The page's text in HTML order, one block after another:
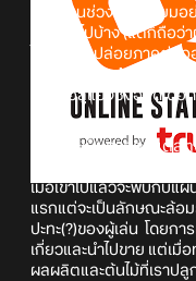
หลังผ่านช่วงความนิยมอ
เงียบ ๆ ไปบ้าง (แต่ก็ถือว่
ไป ก็มีการปล่อยภาคต่อ
Grow a Garden 2
ที่จะ
การต่อสู้แย่งชิงอันดุเดือ
ถึงแม้จะเป็นภาคต่อแต่ส
และการเข้าเก
เมื่อเข้าไปแล้วจะพบกับแ
แรกแต่จะเป็นลักษณะล้อ
ปะทะ(?)ของผู้เล่น โดยก
เกี่ยวและนำไปขาย แต่เ
ผลผลิตและต้นไม้ที่เราปลู